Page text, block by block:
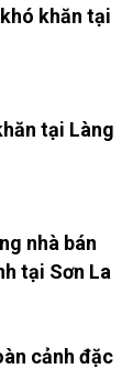
khăn tại
tại Làng
nhà bán
tại Sơn La
cảnh đặc